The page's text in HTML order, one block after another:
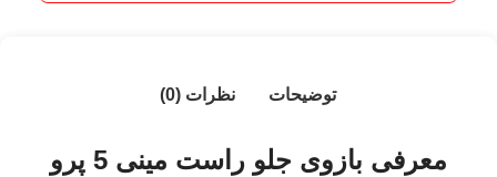
توضیحات نظرات (0)
معرفی بازوی جلو راست مینی 5 پرو